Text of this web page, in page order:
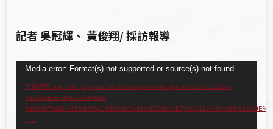
記者 吳冠輝、 黃俊翔/ 採訪報導
訊
播
放
Media error: Format(s) not supported or source(s) not found
下載檔案: http://shuj.shu.edu.tw/2016/wp-content/uploads/2016/12/2189-
%E5%9B%9B%E7%89%88-
_=1